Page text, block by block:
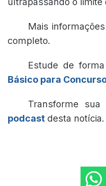
Mais
completo.
Estude de
Básico para
Transforme
podcast desta notícia.